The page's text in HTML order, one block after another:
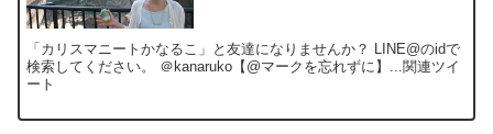
「カリスマニートかなるこ」と友達になりませんか？ LINE@のidで
検索してください。 ＠kanaruko【@マークを忘れずに】...関連ツイ
ート